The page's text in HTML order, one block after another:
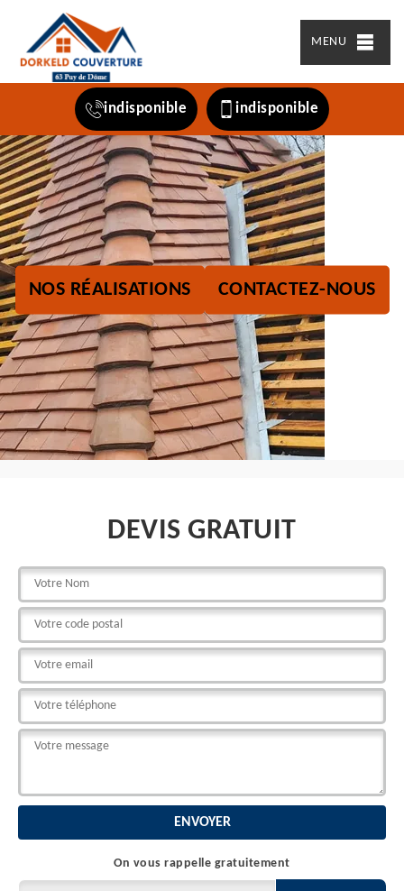
MENU
indisponible indisponible
NOS RÉALISATIONS CONTACTEZ-NOUS
DEVIS GRATUIT
On vous rappelle gratuitement